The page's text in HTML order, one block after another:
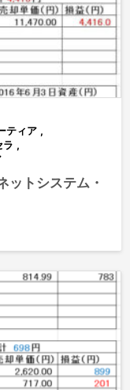
ティア ,
ラ ,
ットシステム・